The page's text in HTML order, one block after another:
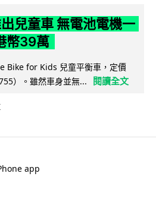
兒童車 無電池電機一
幣39萬
Bike for Kids 兒童平衡車，定價
）。雖然車身並無...
閱讀全文
app